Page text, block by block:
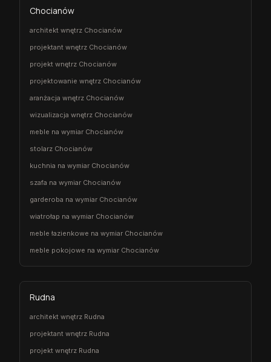
Chocianów
architekt wnętrz Chocianów
projektant wnętrz Chocianów
projekt wnętrz Chocianów
projektowanie wnętrz Chocianów
aranżacja wnętrz Chocianów
wizualizacja wnętrz Chocianów
meble na wymiar Chocianów
stolarz Chocianów
kuchnia na wymiar Chocianów
szafa na wymiar Chocianów
garderoba na wymiar Chocianów
wiatrołap na wymiar Chocianów
meble łazienkowe na wymiar Chocianów
meble pokojowe na wymiar Chocianów
Rudna
architekt wnętrz Rudna
projektant wnętrz Rudna
projekt wnętrz Rudna